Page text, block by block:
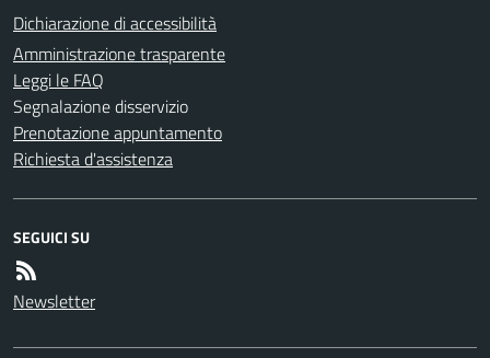
Dichiarazione di accessibilità
Amministrazione trasparente
Leggi le FAQ
Segnalazione disservizio
Prenotazione appuntamento
Richiesta d'assistenza
SEGUICI SU
Newsletter